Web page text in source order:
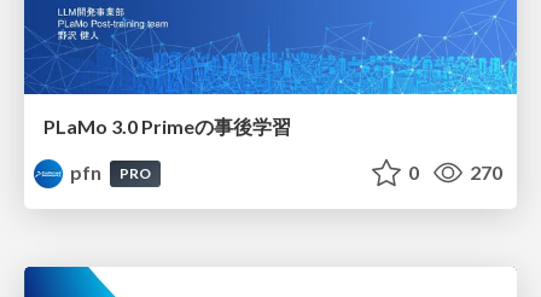
PLaMo 3.0 Primeの事後学習
pfn
PRO 0 270